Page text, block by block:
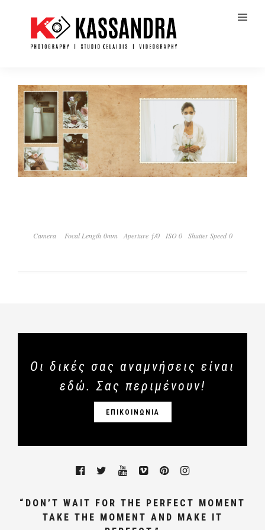
Camera Focal Length 0mm Aperture ƒ/0 ISO 0 Shutter Speed 0
Οι δικές σας αναμνήσεις είναι
εδώ. Σας περιμένουν!
ΕΠΙΚΟΙΝΩΝΙΑ
“DON’T WAIT FOR THE PERFECT MOMENT
TAKE THE MOMENT AND MAKE IT